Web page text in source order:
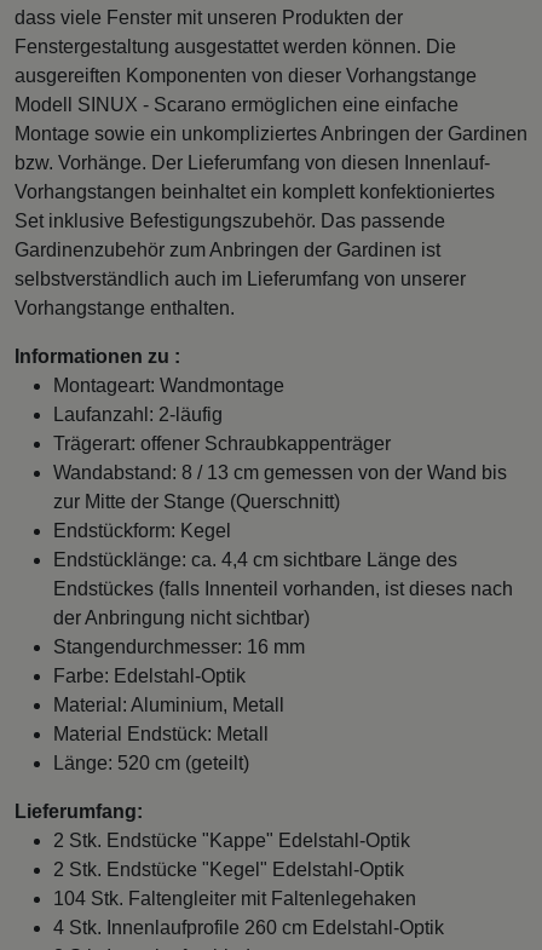
dass viele Fenster mit unseren Produkten der
Fenstergestaltung ausgestattet werden können. Die
ausgereiften Komponenten von dieser Vorhangstange
Modell SINUX - Scarano ermöglichen eine einfache
Montage sowie ein unkompliziertes Anbringen der Gardinen
bzw. Vorhänge. Der Lieferumfang von diesen Innenlauf-
Vorhangstangen beinhaltet ein komplett konfektioniertes
Set inklusive Befestigungszubehör. Das passende
Gardinenzubehör zum Anbringen der Gardinen ist
selbstverständlich auch im Lieferumfang von unserer
Vorhangstange enthalten.
Informationen zu :
Montageart: Wandmontage
Laufanzahl: 2-läufig
Trägerart: offener Schraubkappenträger
Wandabstand: 8 / 13 cm gemessen von der Wand bis
zur Mitte der Stange (Querschnitt)
Endstückform: Kegel
Endstücklänge: ca. 4,4 cm sichtbare Länge des
Endstückes (falls Innenteil vorhanden, ist dieses nach
der Anbringung nicht sichtbar)
Stangendurchmesser: 16 mm
Farbe: Edelstahl-Optik
Material: Aluminium, Metall
Material Endstück: Metall
Länge: 520 cm (geteilt)
Lieferumfang:
2 Stk. Endstücke "Kappe" Edelstahl-Optik
2 Stk. Endstücke "Kegel" Edelstahl-Optik
104 Stk. Faltengleiter mit Faltenlegehaken
4 Stk. Innenlaufprofile 260 cm Edelstahl-Optik